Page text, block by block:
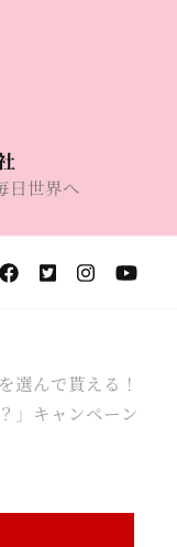
日世界へ
選んで貰える！
」キャンペーン